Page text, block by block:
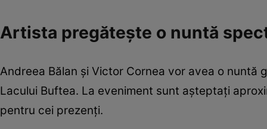
Artista pregătește o nuntă
Andreea Bălan și Victor Cornea vor avea o
Lacului Buftea. La eveniment sunt așteptați
pentru cei prezenți.